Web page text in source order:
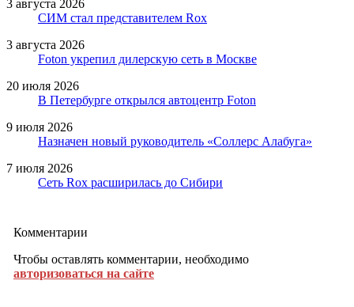
3 августа 2026
СИМ стал представителем Rox
3 августа 2026
Foton укрепил дилерскую сеть в Москве
20 июля 2026
В Петербурге открылся автоцентр Foton
9 июля 2026
Назначен новый руководитель «Соллерс Алабуга»
7 июля 2026
Сеть Rox расширилась до Сибири
Комментарии
Чтобы оставлять комментарии, необходимо
авторизоваться на сайте